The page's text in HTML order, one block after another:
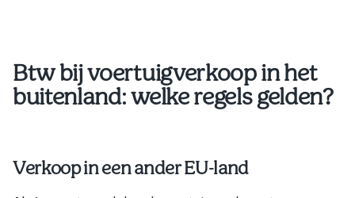
Btw bij voertuigverkoop in het
buitenland: welke regels gelden?
Verkoop in een ander EU-land